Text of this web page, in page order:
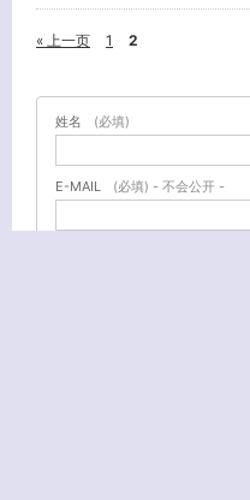
« 上一页 1 2
姓名 (必填)
E-MAIL (必填) - 不会公开 -